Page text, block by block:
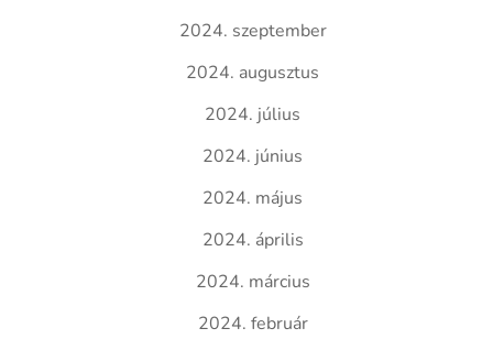
2024. szeptember
2024. augusztus
2024. július
2024. június
2024. május
2024. április
2024. március
2024. február